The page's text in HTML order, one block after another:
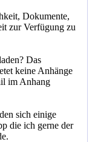
Dokumente,
zur Verfügung zu
Das
keine Anhänge
im Anhang
sich einige
die ich gerne der